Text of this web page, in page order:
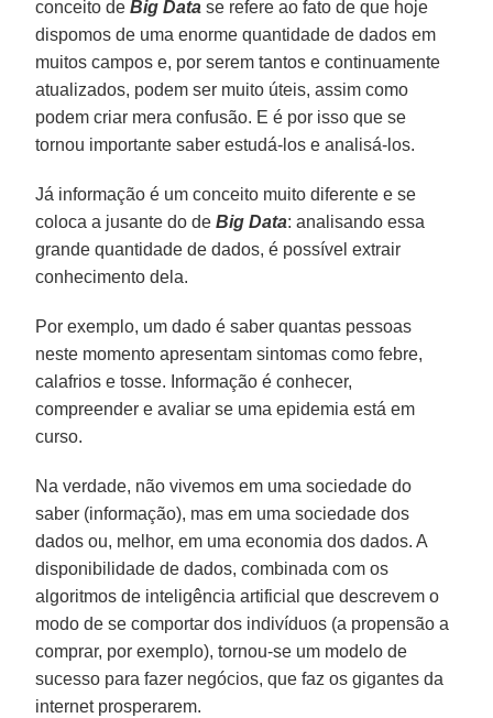
conceito deBig Data se refere ao fato de que hoje
dispomos de uma enorme quantidade de dados em
muitos campos e, por serem tantos e continuamente
atualizados, podem ser muito úteis, assim como
podem criar mera confusão. E é por isso que se
tornou importante saber estudá-los e analisá-los.
Já informação é um conceito muito diferente e se
coloca a jusante do deBig Data: analisando essa
grande quantidade de dados, é possível extrair
conhecimento dela.
Por exemplo, um dado é saber quantas pessoas
neste momento apresentam sintomas como febre,
calafrios e tosse. Informação é conhecer,
compreender e avaliar se uma epidemia está em
curso.
Na verdade, não vivemos em uma sociedade do
saber (informação), mas em uma sociedade dos
dados ou, melhor, em uma economia dos dados. A
disponibilidade de dados, combinada com os
algoritmos de inteligência artificial que descrevem o
modo de se comportar dos indivíduos (a propensão a
comprar, por exemplo), tornou-se um modelo de
sucesso para fazer negócios, que faz os gigantes da
internet prosperarem.